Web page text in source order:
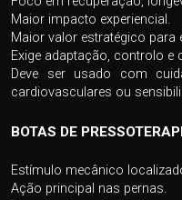
Maior impacto experiencial.
Maior valor estratégico
Exige adaptação, controlo e
Deve ser usado com
cardiovasculares ou
BOTAS DE
Estímulo mecânico
Ação principal nas pernas.